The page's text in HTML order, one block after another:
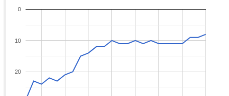
0
10
20